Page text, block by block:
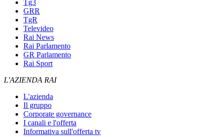
Tg3
GRR
TgR
Televideo
Rai News
Rai Parlamento
GR Parlamento
Rai Sport
L'AZIENDA RAI
L'azienda
Il gruppo
Corporate governance
I canali e l'offerta
Informativa sull'offerta tv